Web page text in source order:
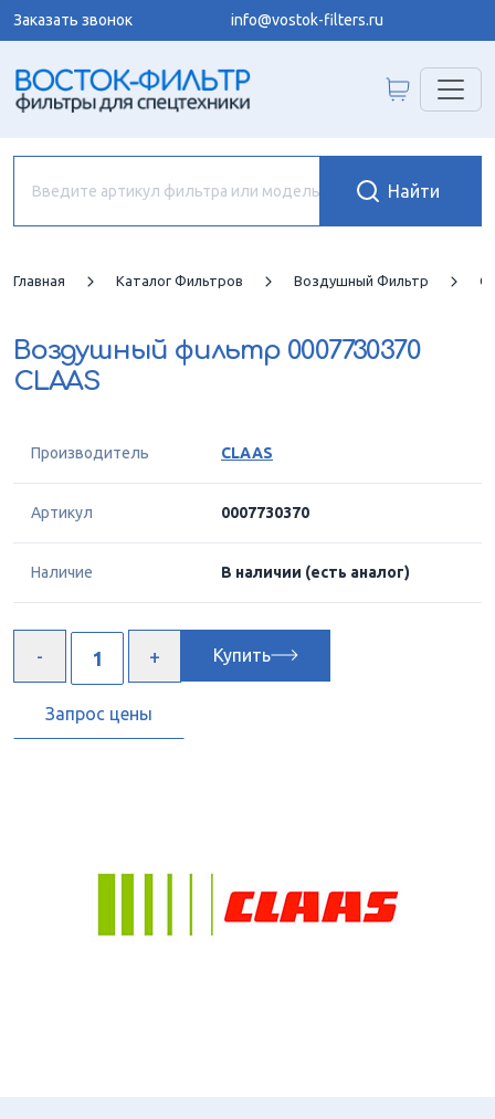
Заказать звонок info@vostok-filters.ru
Главная Каталог Фильтров Воздушный Фильтр
Воздушный фильтр 0007730370
CLAAS
Производитель CLAAS
Артикул 0007730370
Наличие В наличии (есть аналог)
Купить
Запрос цены